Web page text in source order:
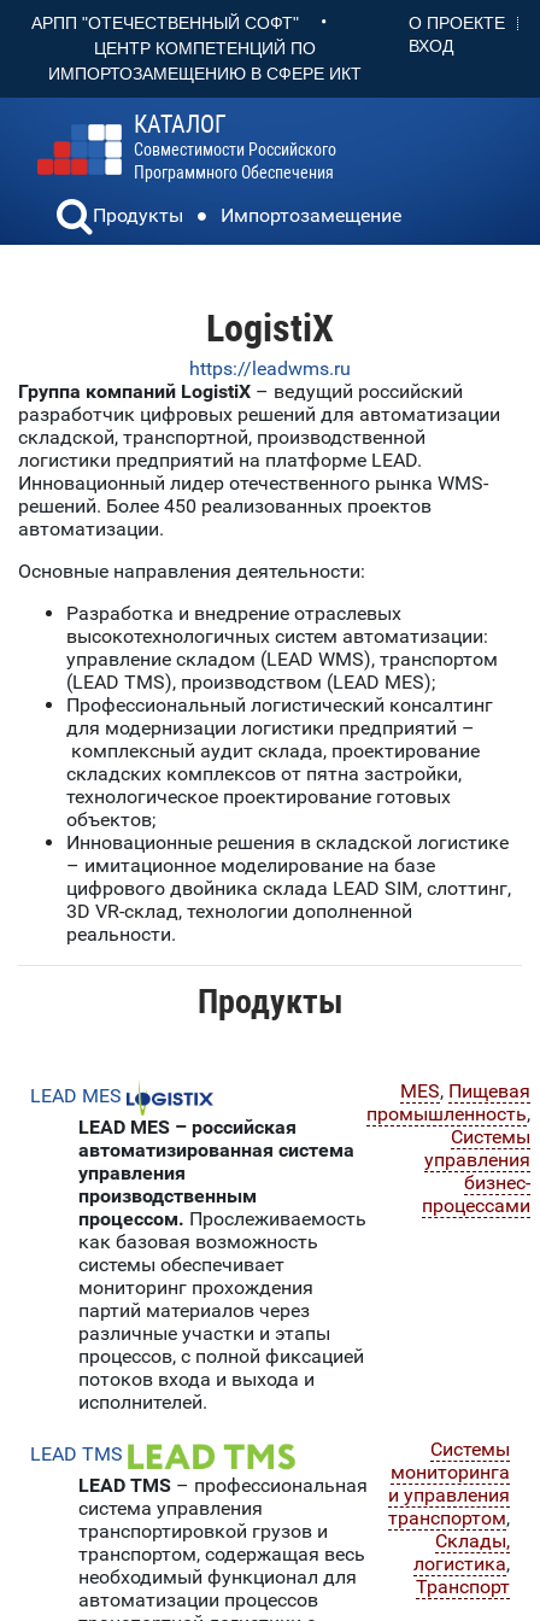
АРПП "ОТЕЧЕСТВЕННЫЙ СОФТ" •
ЦЕНТР КОМПЕТЕНЦИЙ ПО
ИМПОРТОЗАМЕЩЕНИЮ В СФЕРЕ ИКТ
О ПРОЕКТЕ
ВХОД
КАТАЛОГ
Совместимости Российского
Программного Обеспечения
Продукты Импортозамещение
LogistiX
https://leadwms.ru
Группа компаний LogistiX – ведущий российский
разработчик цифровых решений для автоматизации
складской, транспортной, производственной
логистики предприятий на платформе LEAD.
Инновационный лидер отечественного рынка WMS-
решений. Более 450 реализованных проектов
автоматизации.
Основные направления деятельности:
Разработка и внедрение отраслевых
высокотехнологичных систем автоматизации:
управление складом (LEAD WMS), транспортом
(LEAD TMS), производством (LEAD MES);
Профессиональный логистический консалтинг
для модернизации логистики предприятий –
комплексный аудит склада, проектирование
складских комплексов от пятна застройки,
технологическое проектирование готовых
объектов;
Инновационные решения в складской логистике
– имитационное моделирование на базе
цифрового двойника склада LEAD SIM, слоттинг,
3D VR-склад, технологии дополненной
реальности.
Продукты
LEAD MES
LEAD MES – российская
автоматизированная система
управления
производственным
процессом. Прослеживаемость
как базовая возможность
системы обеспечивает
мониторинг прохождения
партий материалов через
различные участки и этапы
процессов, с полной фиксацией
потоков входа и выхода и
исполнителей.
MES, Пищевая
промышленность,
Системы
управления
бизнес-
процессами
LEAD TMS
LEAD TMS – профессиональная
система управления
транспортировкой грузов и
транспортом, содержащая весь
необходимый функционал для
автоматизации процессов
Системы
мониторинга
и управления
транспортом,
Склады,
логистика,
Транспорт